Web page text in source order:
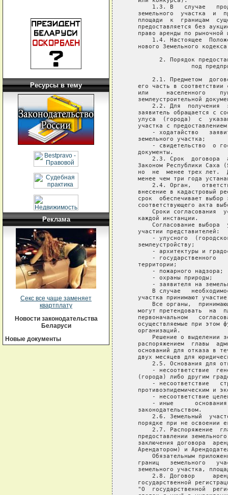
Ресурсы в тему
Реклама
Секс все чаще заменяет
квартплату
Новости законодательства
Беларуси
Новые документы